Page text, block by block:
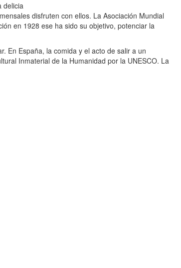
delicia
disfruten con ellos. La Asociación Mundial
en 1928 ese ha sido su objetivo, potenciar la
En España, la comida y el acto de salir a un
Inmaterial de la Humanidad por la UNESCO. La